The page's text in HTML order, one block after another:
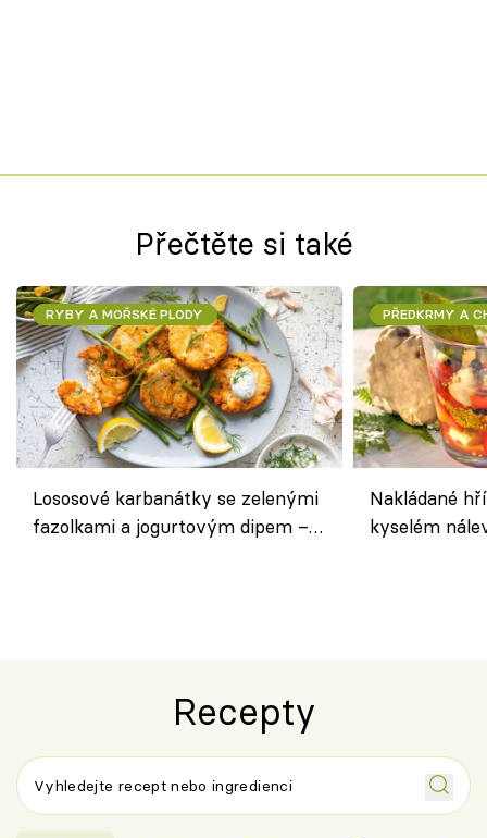
Přečtěte si také
RYBY A MOŘSKÉ PLODY
Lososové karbanátky se zelenými
fazolkami a jogurtovým dipem –
PŘEDKRMY A
Nakládané
kyselém
Recepty